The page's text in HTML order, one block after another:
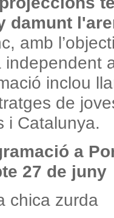
damunt
amb
independent
inclou
de
i Catalunya.
a
27 de juny
chica zurda